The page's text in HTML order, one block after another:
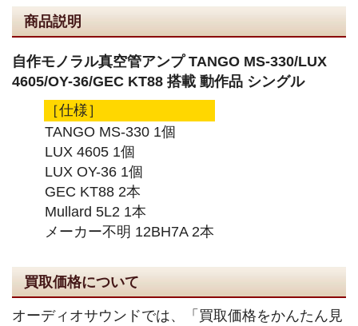
商品説明
自作モノラル真空管アンプ TANGO MS-330/LUX
4605/OY-36/GEC KT88 搭載 動作品 シングル
［仕様］
TANGO MS-330 1個
LUX 4605 1個
LUX OY-36 1個
GEC KT88 2本
Mullard 5L2 1本
メーカー不明 12BH7A 2本
買取価格について
オーディオサウンドでは、「買取価格をかんたん見